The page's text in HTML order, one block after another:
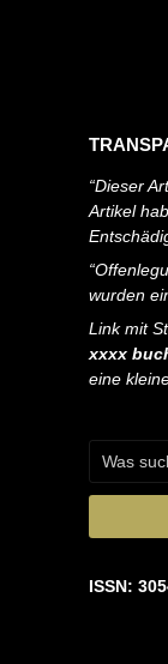
“Dieser
Artikel
wurden
Link mit
xxxx
eine
ISSN: